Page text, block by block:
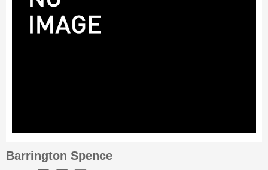
Barrington Spence